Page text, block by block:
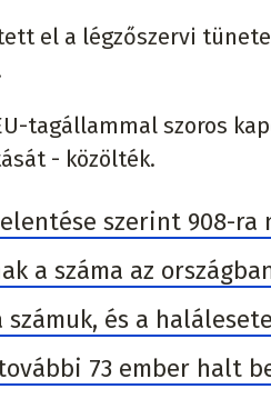
el a légzőszervi
tagállammal szoros
- közölték.
szerint 908-ra
a száma az
és a
73 ember halt